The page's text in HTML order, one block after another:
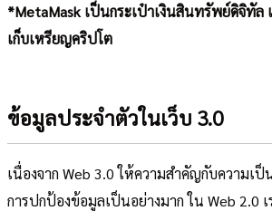
*MetaMask เป็นกระเป๋าเงินสินทรัพย์ดิจิทัล
เก็บเหรียญคริปโต
ข้อมูลประจำตัวในเว็บ 3.0
เนื่องจาก Web 3.0 ให้ความสำคัญกับความเ
การปกป้องข้อมูลเป็นอย่างมาก ใน Web 2.0